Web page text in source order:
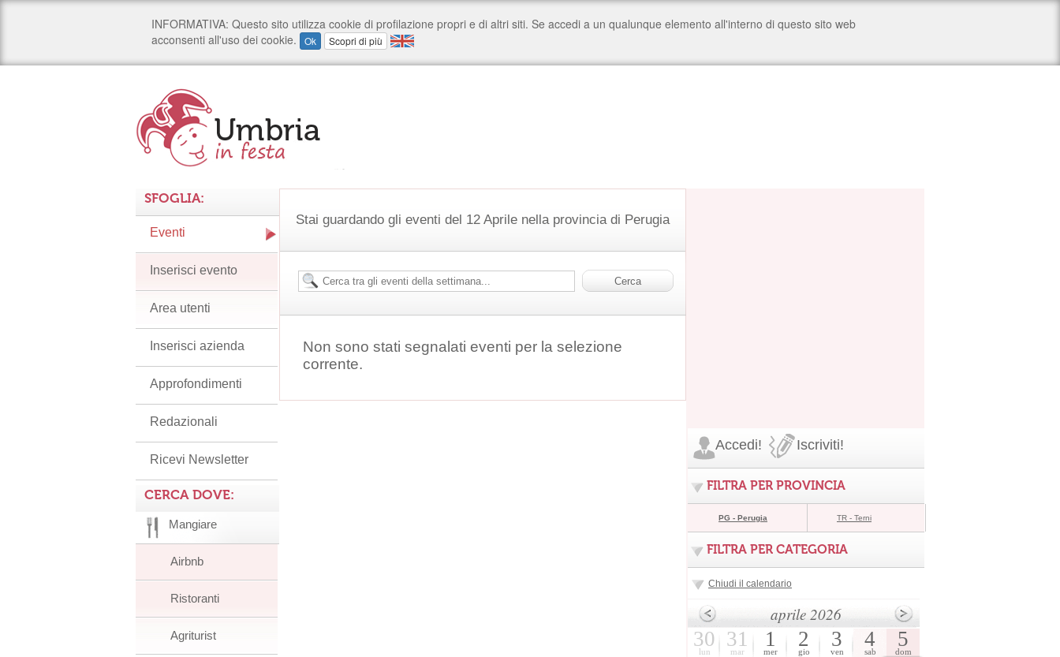
Stai guardando gli eventi del 12 Aprile nella provincia di Perugia
Non sono stati segnalati eventi per la selezione
corrente.
SFOGLIA:
Eventi
Inserisci evento
Area utenti
Inserisci azienda
Approfondimenti
Redazionali
Ricevi Newsletter
CERCA DOVE:
Mangiare
Airbnb
Ristoranti
Agriturist
Accedi! Iscriviti!
FILTRA PER PROVINCIA
PG - Perugia TR - Terni
FILTRA PER CATEGORIA
Chiudi il calendario
aprile 2026
30
lun
31
mar
1
mer
2
gio
3
ven
4
sab
5
dom